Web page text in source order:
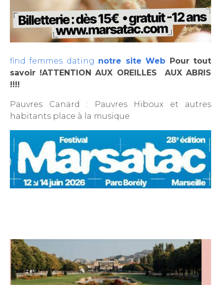
find femmes dating notre site Web Pour tout
savoir !ATTENTION AUX OREILLES AUX ABRIS
!!!!
Pauvres Canard : Pauvres Hiboux et autres
habitants place à la musique